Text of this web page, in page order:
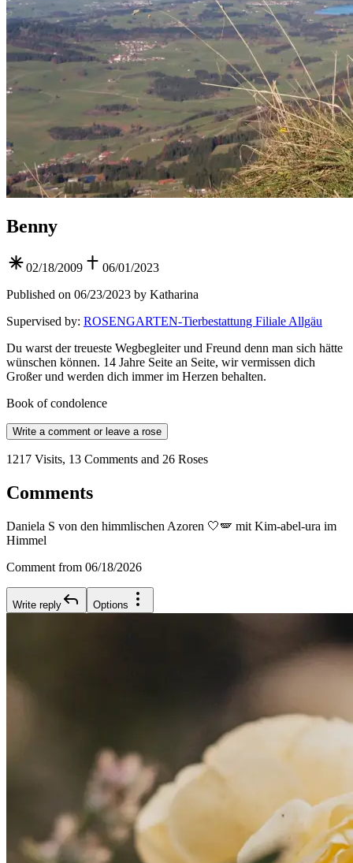
Benny
02/18/2009
06/01/2023
Published on 06/23/2023 by Katharina
Supervised by: ROSENGARTEN-Tierbestattung Filiale Allgäu
Du warst der treueste Wegbegleiter und Freund denn man sich hätte
wünschen können. 14 Jahre Seite an Seite, wir vermissen dich
Großer und werden dich immer im Herzen behalten.
Book of condolence
Write a comment or leave a rose
1217 Visits, 13 Comments and 26 Roses
Comments
Daniela S von den himmlischen Azoren 🤍🪽 mit Kim-abel-ura im
Himmel
Comment from 06/18/2026
Write reply Options